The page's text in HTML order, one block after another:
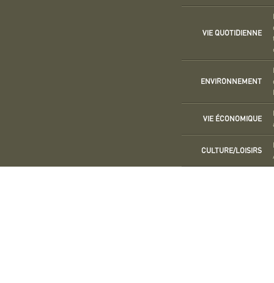
VIE QUOTIDIENNE
ENVIRONNEMENT
VIE ÉCONOMIQUE
CULTURE/LOISIRS